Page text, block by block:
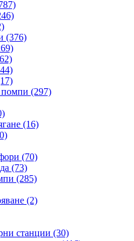
(376)
помпи (297)
(16)
(70)
(73)
(285)
(2)
станции (30)